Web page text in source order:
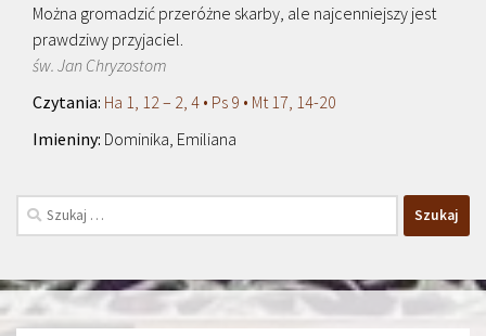
Można gromadzić przeróżne skarby, ale najcenniejszy jest
prawdziwy przyjaciel.
św. Jan Chryzostom
Ha 1, 12 – 2, 4 • Ps 9 • Mt 17, 14-20
Dominika, Emiliana
Szukaj: